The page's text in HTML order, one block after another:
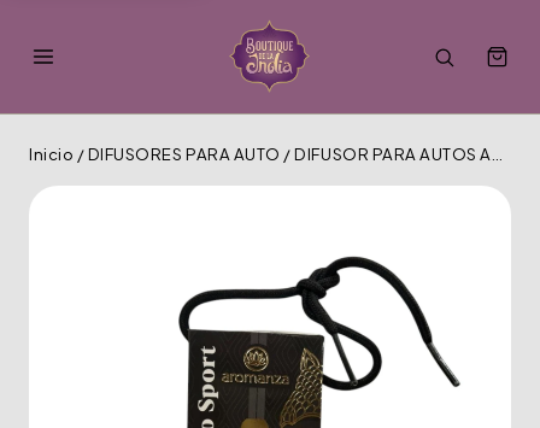
Inicio /DIFUSORES PARA AUTO /DIFUSOR PARA AUTOS AROMANZA